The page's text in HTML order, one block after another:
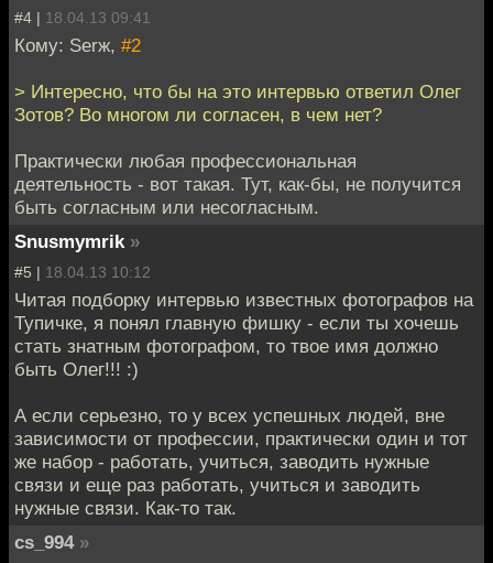
#4 | 18.04.13 09:41
Кому: Serж, #2
> Интересно, что бы на это интервью ответил Олег
Зотов? Во многом ли согласен, в чем нет?
Практически любая профессиональная
деятельность - вот такая. Тут, как-бы, не получится
быть согласным или несогласным.
Snusmymrik »
#5 | 18.04.13 10:12
Читая подборку интервью известных фотографов на
Тупичке, я понял главную фишку - если ты хочешь
стать знатным фотографом, то твое имя должно
быть Олег!!! :)
А если серьезно, то у всех успешных людей, вне
зависимости от профессии, практически один и тот
же набор - работать, учиться, заводить нужные
связи и еще раз работать, учиться и заводить
нужные связи. Как-то так.
cs_994 »